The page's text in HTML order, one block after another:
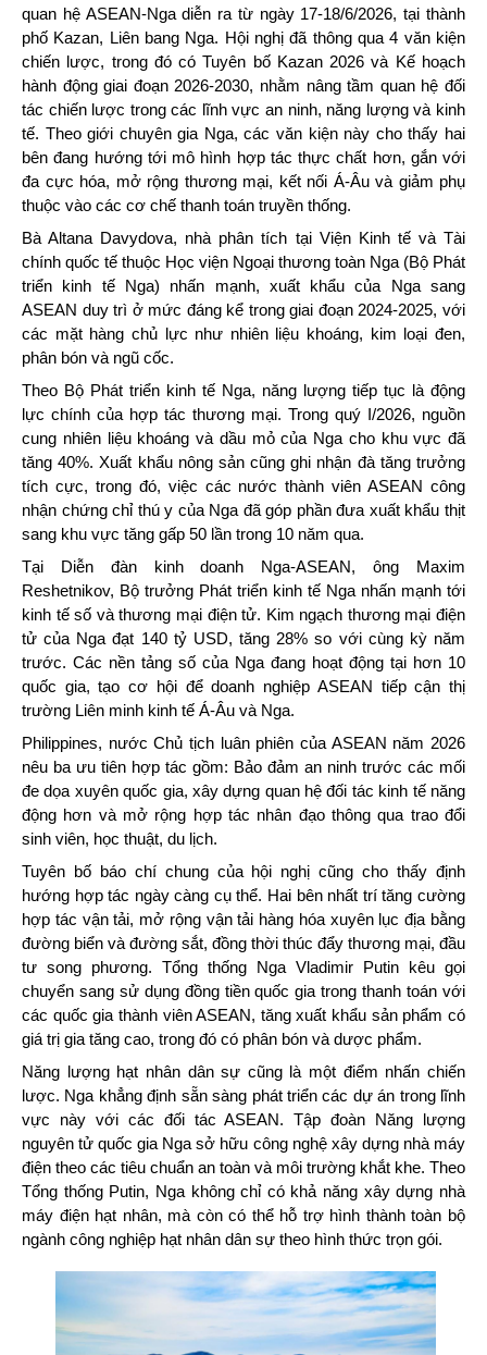
quan hệ ASEAN-Nga diễn ra từ ngày 17-18/6/2026, tại thành
phố Kazan, Liên bang Nga. Hội nghị đã thông qua 4 văn kiện
chiến lược, trong đó có Tuyên bố Kazan 2026 và Kế hoạch
hành động giai đoạn 2026-2030, nhằm nâng tầm quan hệ đối
tác chiến lược trong các lĩnh vực an ninh, năng lượng và kinh
tế. Theo giới chuyên gia Nga, các văn kiện này cho thấy hai
bên đang hướng tới mô hình hợp tác thực chất hơn, gắn với
đa cực hóa, mở rộng thương mại, kết nối Á-Âu và giảm phụ
thuộc vào các cơ chế thanh toán truyền thống.
Bà Altana Davydova, nhà phân tích tại Viện Kinh tế và Tài
chính quốc tế thuộc Học viện Ngoại thương toàn Nga (Bộ Phát
triển kinh tế Nga) nhấn mạnh, xuất khẩu của Nga sang
ASEAN duy trì ở mức đáng kể trong giai đoạn 2024-2025, với
các mặt hàng chủ lực như nhiên liệu khoáng, kim loại đen,
phân bón và ngũ cốc.
Theo Bộ Phát triển kinh tế Nga, năng lượng tiếp tục là động
lực chính của hợp tác thương mại. Trong quý I/2026, nguồn
cung nhiên liệu khoáng và dầu mỏ của Nga cho khu vực đã
tăng 40%. Xuất khẩu nông sản cũng ghi nhận đà tăng trưởng
tích cực, trong đó, việc các nước thành viên ASEAN công
nhận chứng chỉ thú y của Nga đã góp phần đưa xuất khẩu thịt
sang khu vực tăng gấp 50 lần trong 10 năm qua.
Tại Diễn đàn kinh doanh Nga-ASEAN, ông Maxim
Reshetnikov, Bộ trưởng Phát triển kinh tế Nga nhấn mạnh tới
kinh tế số và thương mại điện tử. Kim ngạch thương mại điện
tử của Nga đạt 140 tỷ USD, tăng 28% so với cùng kỳ năm
trước. Các nền tảng số của Nga đang hoạt động tại hơn 10
quốc gia, tạo cơ hội để doanh nghiệp ASEAN tiếp cận thị
trường Liên minh kinh tế Á-Âu và Nga.
Philippines, nước Chủ tịch luân phiên của ASEAN năm 2026
nêu ba ưu tiên hợp tác gồm: Bảo đảm an ninh trước các mối
đe dọa xuyên quốc gia, xây dựng quan hệ đối tác kinh tế năng
động hơn và mở rộng hợp tác nhân đạo thông qua trao đổi
sinh viên, học thuật, du lịch.
Tuyên bố báo chí chung của hội nghị cũng cho thấy định
hướng hợp tác ngày càng cụ thể. Hai bên nhất trí tăng cường
hợp tác vận tải, mở rộng vận tải hàng hóa xuyên lục địa bằng
đường biển và đường sắt, đồng thời thúc đẩy thương mại, đầu
tư song phương. Tổng thống Nga Vladimir Putin kêu gọi
chuyển sang sử dụng đồng tiền quốc gia trong thanh toán với
các quốc gia thành viên ASEAN, tăng xuất khẩu sản phẩm có
giá trị gia tăng cao, trong đó có phân bón và dược phẩm.
Năng lượng hạt nhân dân sự cũng là một điểm nhấn chiến
lược. Nga khẳng định sẵn sàng phát triển các dự án trong lĩnh
vực này với các đối tác ASEAN. Tập đoàn Năng lượng
nguyên tử quốc gia Nga sở hữu công nghệ xây dựng nhà máy
điện theo các tiêu chuẩn an toàn và môi trường khắt khe. Theo
Tổng thống Putin, Nga không chỉ có khả năng xây dựng nhà
máy điện hạt nhân, mà còn có thể hỗ trợ hình thành toàn bộ
ngành công nghiệp hạt nhân dân sự theo hình thức trọn gói.